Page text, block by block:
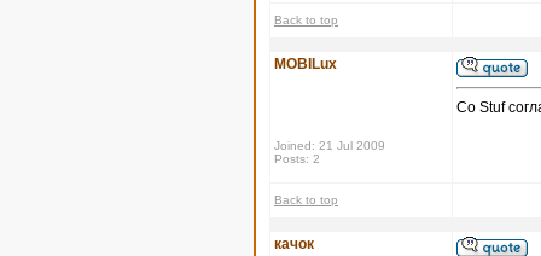
Back to top
MOBILux
Joined: 21 Jul 2009
Posts: 2
Со Stuf
Back to top
качок